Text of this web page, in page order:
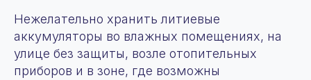
Нежелательно хранить литиевые
аккумуляторы во влажных помещениях, на
улице без защиты, возле отопительных
приборов и в зоне, где возможны